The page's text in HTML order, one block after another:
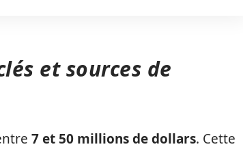
et sources de
7 et 50 millions de dollars. Cette